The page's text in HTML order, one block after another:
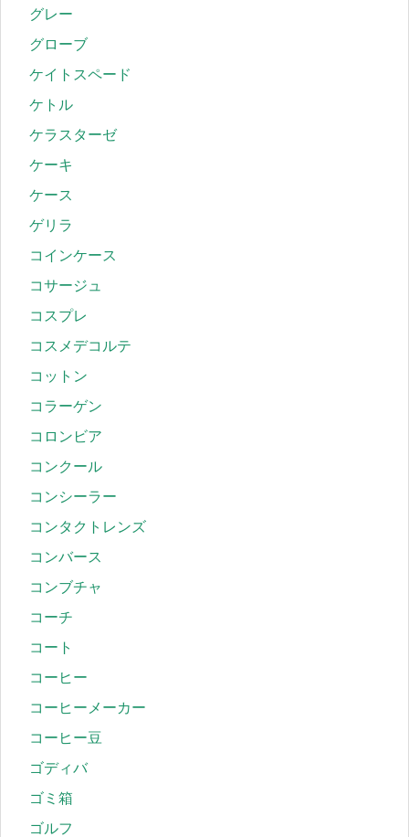
グレー
グローブ
ケイトスペード
ケトル
ケラスターゼ
ケーキ
ケース
ゲリラ
コインケース
コサージュ
コスプレ
コスメデコルテ
コットン
コラーゲン
コロンビア
コンクール
コンシーラー
コンタクトレンズ
コンバース
コンブチャ
コーチ
コート
コーヒー
コーヒーメーカー
コーヒー豆
ゴディバ
ゴミ箱
ゴルフ